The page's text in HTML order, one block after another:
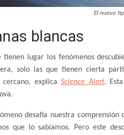
El nuevo
blancas
tienen lugar los fenómenos
solo las que tienen cierta
cercano, explicaScience Alert.
desafía nuestra
que lo sabíamos. Pero este